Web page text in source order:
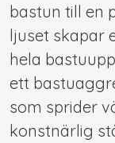
bastun till en
ljuset skapar
hela
ett
som sprider
konstnärlig